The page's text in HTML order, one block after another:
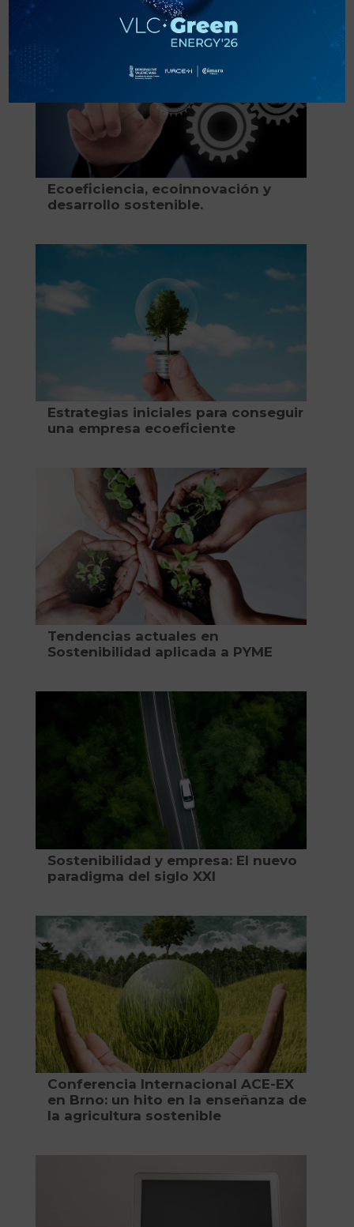
Ecoeficiencia, ecoinnovación y
desarrollo sostenible.
Estrategias iniciales para conseguir
una empresa ecoeficiente
Tendencias actuales en
Sostenibilidad aplicada a PYME
Sostenibilidad y empresa: El nuevo
paradigma del siglo XXI
Conferencia Internacional ACE-EX
en Brno: un hito en la enseñanza de
la agricultura sostenible